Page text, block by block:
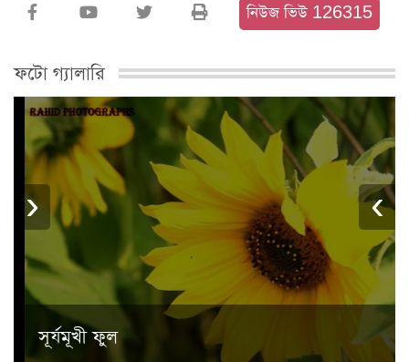
নিউজ ভিউ 126315
ফটো গ্যালারি
সূর্যমূখী ফুল
‹
›